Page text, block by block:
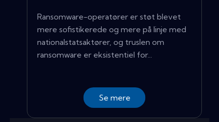
Ransomware-operatører er støt blevet
mere sofistikerede og mere på linje med
nationalstatsaktører, og truslen om
ransomware er eksistentiel for...
Se mere